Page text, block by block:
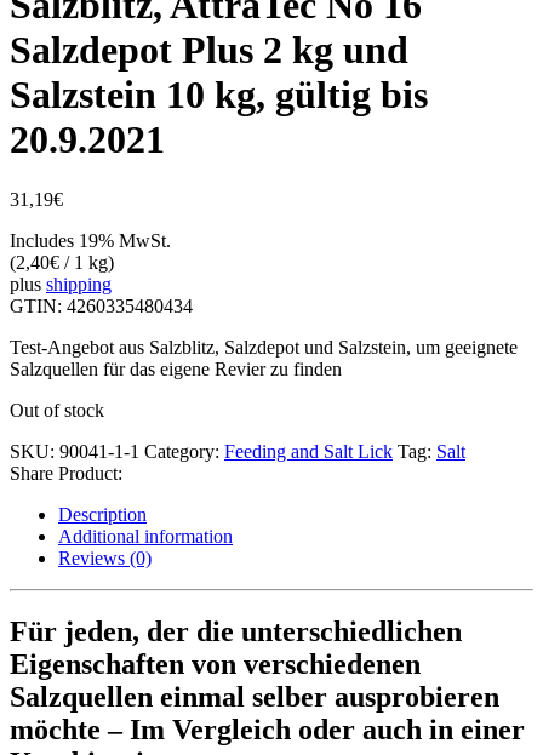
Salzdepot Plus 2 kg und
Salzstein 10 kg, gültig bis
20.9.2021
31,19€
Includes 19% MwSt.
(2,40€ / 1 kg)
plus shipping
GTIN: 4260335480434
Test-Angebot aus Salzblitz, Salzdepot und Salzstein, um geeignete
Salzquellen für das eigene Revier zu finden
Out of stock
SKU: 90041-1-1 Category: Feeding and Salt Lick Tag: Salt
Share Product:
Description
Additional information
Reviews (0)
Für jeden, der die unterschiedlichen
Eigenschaften von verschiedenen
Salzquellen einmal selber ausprobieren
möchte – Im Vergleich oder auch in einer